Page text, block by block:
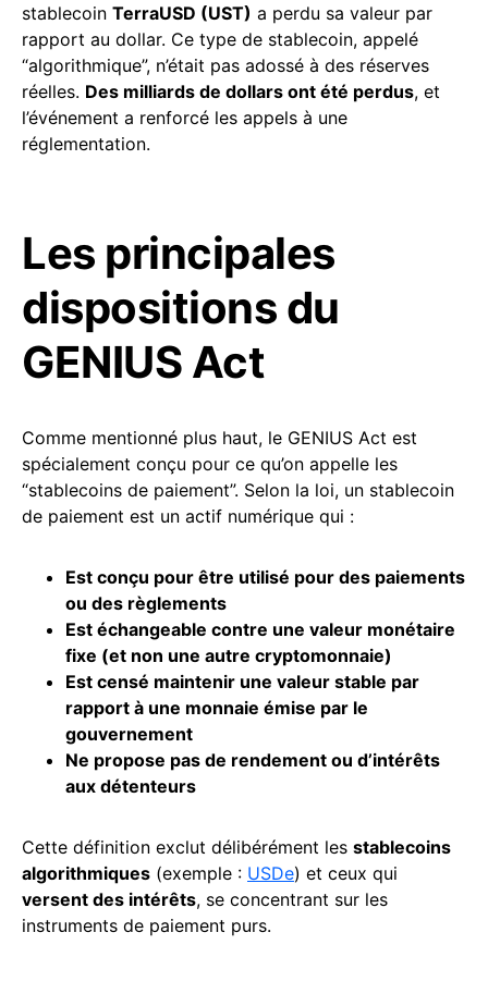
stablecoin TerraUSD (UST) a perdu sa valeur par
rapport au dollar. Ce type de stablecoin, appelé
“algorithmique”, n’était pas adossé à des réserves
réelles. Des milliards de dollars ont été perdus, et
l’événement a renforcé les appels à une
réglementation.
Les principales
dispositions du
GENIUS Act
Comme mentionné plus haut, le GENIUS Act est
spécialement conçu pour ce qu’on appelle les
“stablecoins de paiement”. Selon la loi, un stablecoin
de paiement est un actif numérique qui :
Est conçu pour être utilisé pour des paiements
ou des règlements
Est échangeable contre une valeur monétaire
fixe (et non une autre cryptomonnaie)
Est censé maintenir une valeur stable par
rapport à une monnaie émise par le
gouvernement
Ne propose pas de rendement ou d’intérêts
aux détenteurs
Cette définition exclut délibérément les stablecoins
algorithmiques (exemple : USDe) et ceux qui
versent des intérêts, se concentrant sur les
instruments de paiement purs.